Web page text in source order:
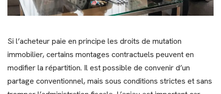
Si l’acheteur paie en principe les droits de mutation
immobilier, certains montages contractuels peuvent en
modifier la répartition. Il est possible de convenir d’un
partage conventionnel, mais sous conditions strictes et sans